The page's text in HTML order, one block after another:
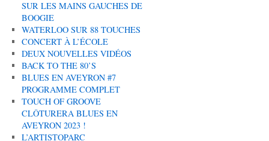
SUR LES MAINS GAUCHES DE
BOOGIE
WATERLOO SUR 88 TOUCHES
CONCERT À L’ÉCOLE
DEUX NOUVELLES VIDÉOS
BACK TO THE 80’S
BLUES EN AVEYRON #7
PROGRAMME COMPLET
TOUCH OF GROOVE
CLÔTURERA BLUES EN
AVEYRON 2023 !
L’ARTISTOPARC